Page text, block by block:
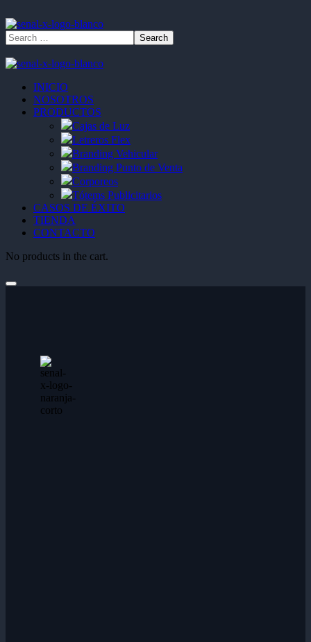
INICIO
NOSOTROS
PRODUCTOS
Cajas de Luz
Letreros Flex
Branding Vehicular
Branding Punto de Venta
Corporeos
Tótems Publicitarios
CASOS DE ÉXITO
TIENDA
CONTACTO
No products in the cart.